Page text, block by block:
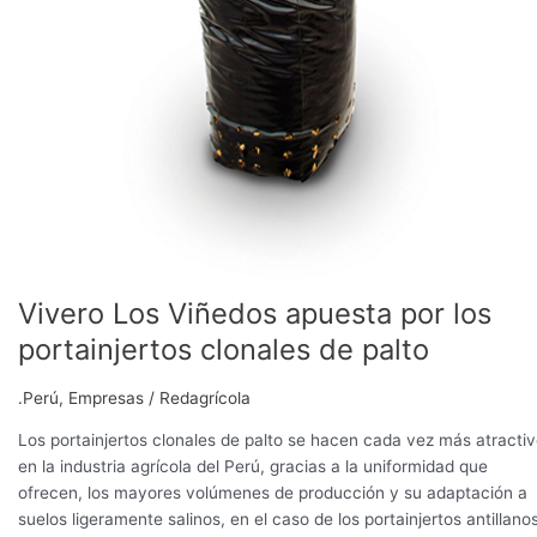
Vivero Los Viñedos apuesta por los
portainjertos clonales de palto
.Perú, Empresas / Redagrícola
Los portainjertos clonales de palto se hacen cada vez más
en la industria agrícola del Perú, gracias a la uniformidad que
ofrecen, los mayores volúmenes de producción y su adaptación a
suelos ligeramente salinos, en el caso de los portainjertos